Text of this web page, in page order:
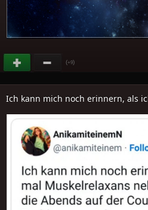
(+9)
Ich kann mich noch erinnern, als